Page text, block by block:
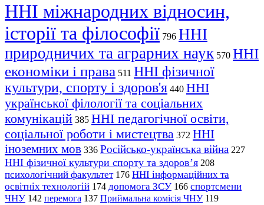
ННІ міжнародних відносин,
історії та філософії 796 ННІ
природничих та аграрних наук 570 ННІ
економіки і права 511 ННІ фізичної
культури, спорту і здоров'я 440 ННІ
української філології та соціальних
комунікацій 385 ННІ педагогічної освіти,
соціальної роботи і мистецтва 372 ННІ
іноземних мов 336 Російсько-українська війна 227
ННІ фізичної культури спорту та здоров’я 208
психологічний факультет 176 ННІ інформаційних та
освітніх технологій 174 допомога ЗСУ 166 спортсмени
ЧНУ 142 перемога 137 Приймальна комісія ЧНУ 119